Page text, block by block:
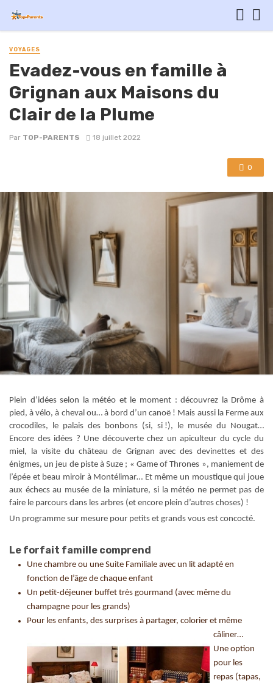
VOYAGES
Evadez-vous en famille à
Grignan aux Maisons du
Clair de la Plume
Par TOP-PARENTS 18 juillet 2022
0
Plein d’idées selon la météo et le moment : découvrez la Drôme à
pied, à vélo, à cheval ou… à bord d’un canoë ! Mais aussi la Ferme aux
crocodiles, le palais des bonbons (si, si !), le musée du Nougat…
Encore des idées ? Une découverte chez un apiculteur du cycle du
miel, la visite du château de Grignan avec des devinettes et des
énigmes, un jeu de piste à Suze ; « Game of Thrones », maniement de
l’épée et beau miroir à Montélimar… Et même un moustique qui joue
aux échecs au musée de la miniature, si la météo ne permet pas de
faire le parcours dans les arbres (et encore plein d’autres choses) !
Un programme sur mesure pour petits et grands vous est concocté.
Le forfait famille comprend
Une chambre ou une Suite Familiale avec un lit adapté en
fonction de l’âge de chaque enfant
Un petit-déjeuner buffet très gourmand (avec même du
champagne pour les grands)
Pour les enfants, des surprises à partager, colorier et même
câliner…
Une option
pour les
repas (tapas,